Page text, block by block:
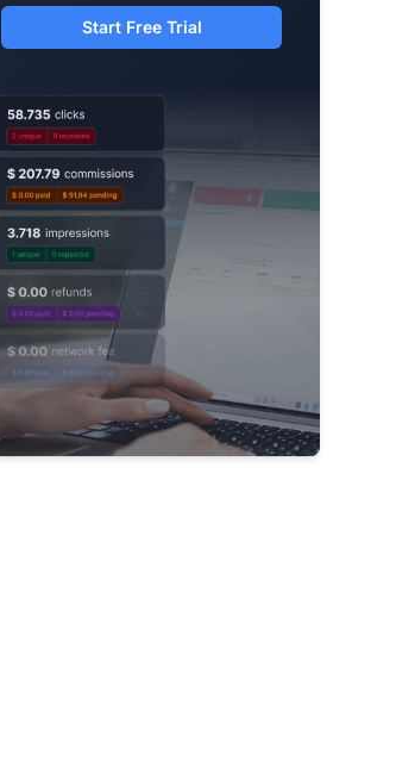
Start Free Trial